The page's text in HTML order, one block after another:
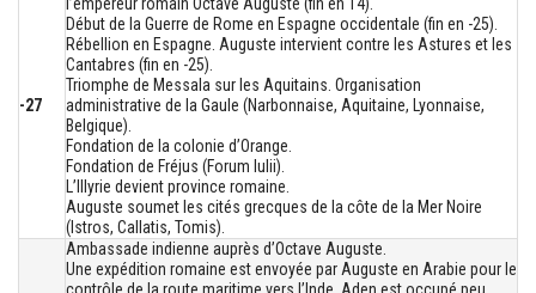
-27
Début de la Guerre de Rome en Espagne occidentale (fin en -25).
Rébellion en Espagne. Auguste intervient contre les Astures et les
Cantabres (fin en -25).
Triomphe de Messala sur les Aquitains. Organisation
administrative de la Gaule (Narbonnaise, Aquitaine, Lyonnaise,
Belgique).
Fondation de la colonie d’Orange.
Fondation de Fréjus (Forum Iulii).
L’Illyrie devient province romaine.
Auguste soumet les cités grecques de la côte de la Mer Noire
(Istros, Callatis, Tomis).
Ambassade indienne auprès d’Octave Auguste.
Une expédition romaine est envoyée par Auguste en Arabie pour le